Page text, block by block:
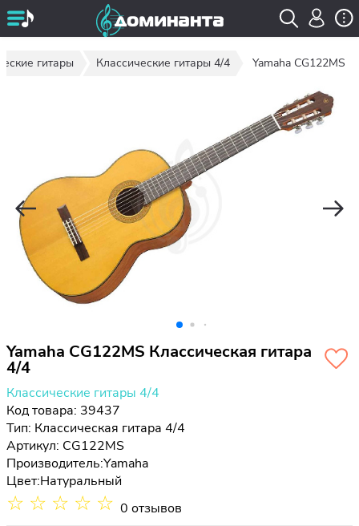
гитары Классические гитары 4/4 Yamaha CG122MS
Yamaha CG122MS Классическая гитара
4/4
Классические гитары 4/4
Код товара: 39437
Тип: Классическая гитара 4/4
Артикул: CG122MS
Производитель:Yamaha
Цвет:Натуральный
☆ ☆ ☆ ☆ ☆ 0 отзывов